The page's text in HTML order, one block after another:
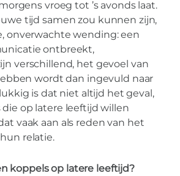
vroeg tot ’s avonds laat.
tijd samen zou kunnen zijn,
onverwachte wending: een
ontbreekt,
verschillend, het gevoel van
wordt dan ingevuld naar
is dat niet altijd het geval,
op latere leeftijd willen
vaak aan als reden van het
relatie.
koppels op latere leeftijd?